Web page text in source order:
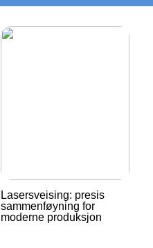
Lasersveising: presis
sammenføyning for
moderne produksjon